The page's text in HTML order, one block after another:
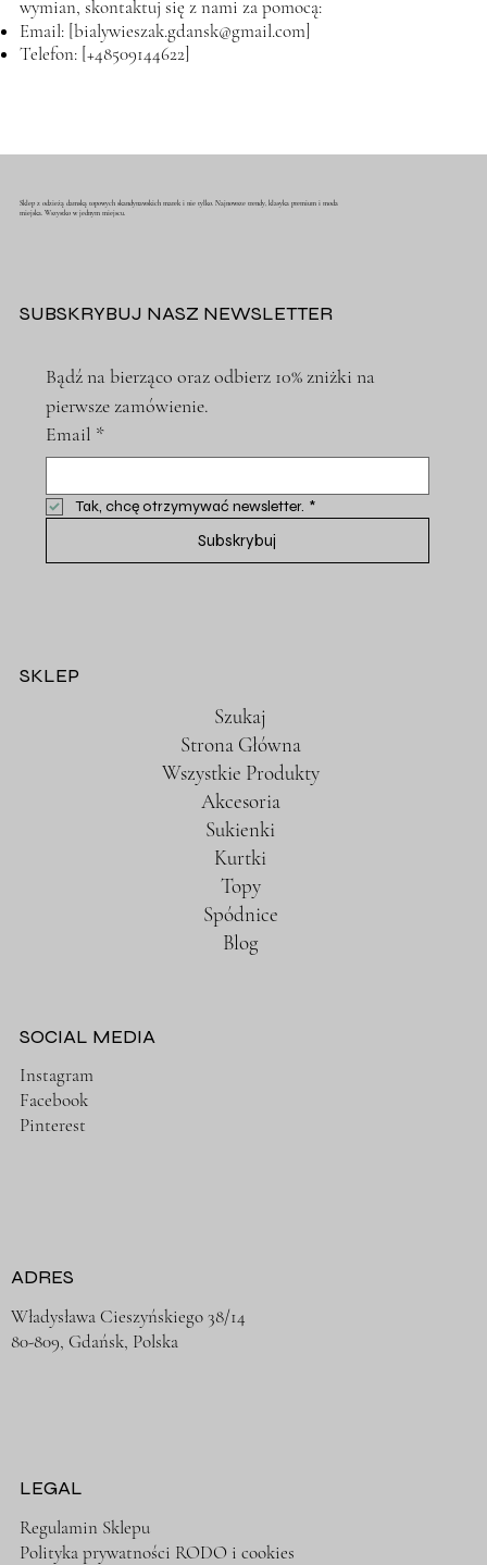
wymian, skontaktuj się z nami za pomocą:
Email: [bialywieszak.gdansk@gmail.com]
Telefon: [+48509144622]
Sklep z odzieżą damską topowych skandynawskich marek i nie tylko. Najnowsze trendy, klasyka premium i moda
miejska. Wszystko w jednym miejscu.
SUBSKRYBUJ NASZ NEWSLETTER
Bądź na bierząco oraz odbierz 10% zniżki na
pierwsze zamówienie.
Email *
Tak, chcę otrzymywać newsletter. *
Subskrybuj
SKLEP
Szukaj
Strona Główna
Wszystkie Produkty
Akcesoria
Sukienki
Kurtki
Topy
Spódnice
Blog
LEGAL
Regulamin Sklepu
Polityka prywatności RODO i cookies
ADRES
Władysława Cieszyńskiego 38/14
80-809, Gdańsk, Polska
SOCIAL MEDIA
Instagram
Facebook
Pinterest